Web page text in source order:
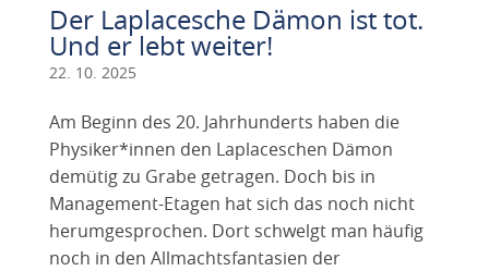
Der Laplacesche Dämon ist tot.
Und er lebt weiter!
22. 10. 2025
Am Beginn des 20. Jahrhunderts haben die
Physiker*innen den Laplaceschen Dämon
demütig zu Grabe getragen. Doch bis in
Management-Etagen hat sich das noch nicht
herumgesprochen. Dort schwelgt man häufig
noch in den Allmachtsfantasien der